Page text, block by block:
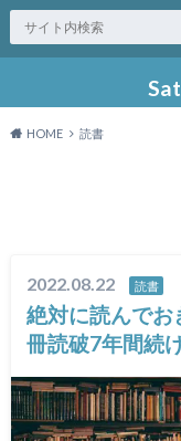
HOME 読書
2022.08.22 読書
絶対に読んで
冊読破7年間続